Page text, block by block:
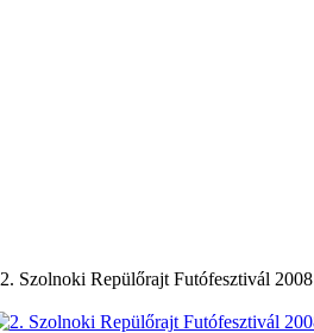
2. Szolnoki Repülőrajt Futófesztivál 2008